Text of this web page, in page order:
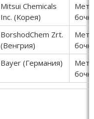
Mitsui Chemicals
Inc. (Корея)
BorshodChem Zrt.
(Венгрия)
Bayer (Германия)